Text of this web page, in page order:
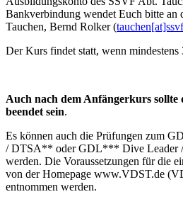
Bankverbindung wendet Euch bitte an
Tauchen, Bernd Rolker (
Der Kurs findet statt, wenn
Auch nach dem Anfängerkurs sollte
beendet sein.
Es können auch die Prüfungen zum
/ DTSA** oder GDL*** Dive Leader
werden. Die Voraussetzungen für die
von der Homepage www.VDST.de
entnommen werden.